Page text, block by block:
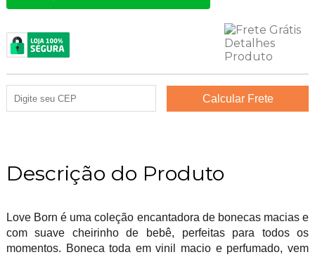
Descrição do Produto
Love Born é uma coleção encantadora de bonecas macias e
com suave cheirinho de bebê, perfeitas para todos os
momentos. Boneca toda em vinil macio e perfumado, vem